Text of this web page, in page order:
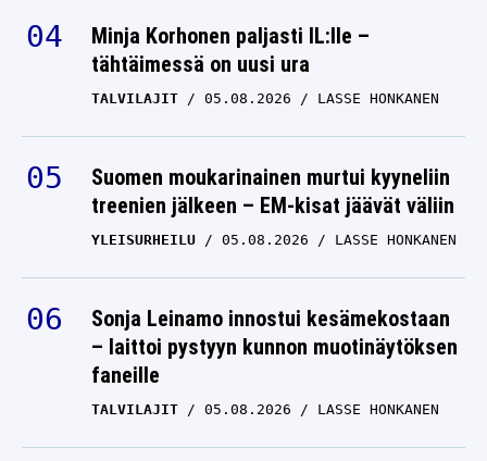
Minja Korhonen paljasti IL:lle –
tähtäimessä on uusi ura
TALVILAJIT 05.08.2026 LASSE HONKANEN
Suomen moukarinainen murtui kyyneliin
treenien jälkeen – EM-kisat jäävät väliin
YLEISURHEILU 05.08.2026 LASSE HONKANEN
Sonja Leinamo innostui kesämekostaan
– laittoi pystyyn kunnon muotinäytöksen
faneille
TALVILAJIT 05.08.2026 LASSE HONKANEN